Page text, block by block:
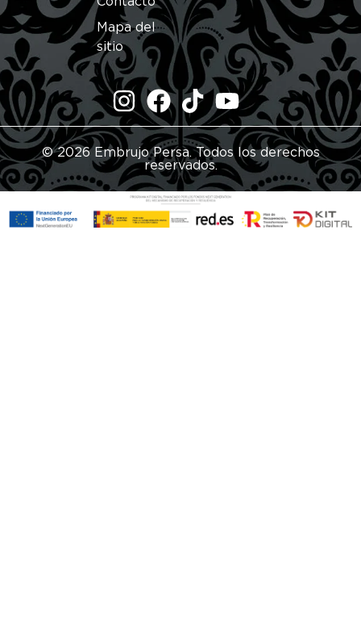
Mapa del
sitio
© 2026 Embrujo Persa. Todos los derechos
reservados.